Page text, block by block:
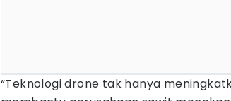
“Teknologi drone tak hanya